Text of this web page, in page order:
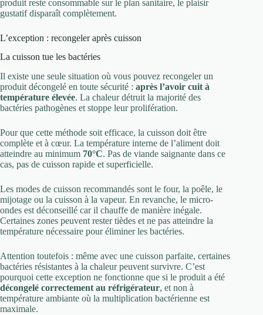
produit reste consommable sur le plan sanitaire, le plaisir
gustatif disparaît complètement.
L’exception : recongeler après cuisson
La cuisson tue les bactéries
Il existe une seule situation où vous pouvez recongeler un
produit décongelé en toute sécurité : après l’avoir cuit à
température élevée. La chaleur détruit la majorité des
bactéries pathogènes et stoppe leur prolifération.
Pour que cette méthode soit efficace, la cuisson doit être
complète et à cœur. La température interne de l’aliment doit
atteindre au minimum 70°C. Pas de viande saignante dans ce
cas, pas de cuisson rapide et superficielle.
Les modes de cuisson recommandés sont le four, la poêle, le
mijotage ou la cuisson à la vapeur. En revanche, le micro-
ondes est déconseillé car il chauffe de manière inégale.
Certaines zones peuvent rester tièdes et ne pas atteindre la
température nécessaire pour éliminer les bactéries.
Attention toutefois : même avec une cuisson parfaite, certaines
bactéries résistantes à la chaleur peuvent survivre. C’est
pourquoi cette exception ne fonctionne que si le produit a été
décongelé correctement au réfrigérateur, et non à
température ambiante où la multiplication bactérienne est
maximale.